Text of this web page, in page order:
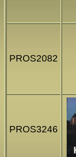
PROS2082
PROS3246